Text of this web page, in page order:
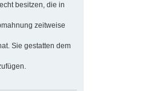
besitzen, die in
zeitweise
Sie gestatten dem